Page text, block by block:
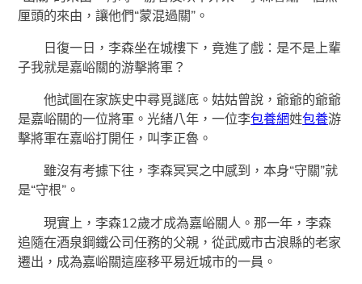
厘頭的來由，讓他們“蒙混過關”。
日復一日，李森坐在城樓下，竟進了戲：是不是上輩
子我就是嘉峪關的游擊將軍？
他試圖在家族史中尋覓謎底。姑姑曾說，爺爺的爺爺
是嘉峪關的一位將軍。光緒八年，一位李包養網姓包養游
擊將軍在嘉峪打開任，叫李正魯。
雖沒有考據下往，李森冥冥之中感到，本身“守關”就
是“守根”。
現實上，李森12歲才成為嘉峪關人。那一年，李森
追隨在酒泉鋼鐵公司任務的父親，從武威市古浪縣的老家
遷出，成為嘉峪關這座移平易近城市的一員。